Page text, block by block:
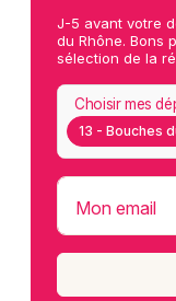
J-5 avant votre
du Rhône. Bons
sélection de la
13 - Bouches
Choisir mes
Mon email